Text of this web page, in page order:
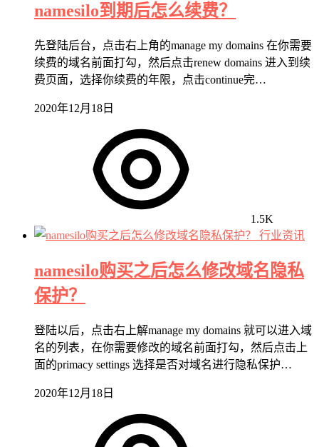
namesilo到期后怎么续费？
先登陆后台，点击右上角的manage my domains 在你需要
续费的域名前面打勾，然后点击renew domains 进入到续
费页面，选择你续费的年限，点击continue完…
2020年12月18日
1.5K
行业资讯
namesilo购买之后怎么修改域名隐私
保护？
登陆以后，点击右上解manage my domains 就可以进入域
名的列表，在你需要修改的域名前面打勾，然后点击上
面的primacy settings 选择是否对域名进行隐私保护…
2020年12月18日